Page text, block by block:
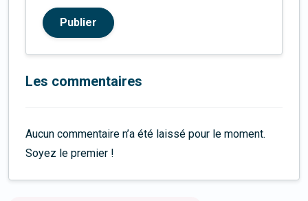
Publier
Les commentaires
Aucun commentaire n’a été laissé pour le moment.
Soyez le premier !